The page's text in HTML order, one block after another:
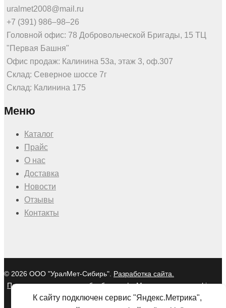
uralmet2008@mail.ru
+7 (391) 986‒98‒26
Головной офис: 78 Добровольческой Бригады, 15 ТЦ
"Первая Башня"
Офис продаж: Калинина 53а, этаж 3, оф.307
Склад: Северное шоссе 7г
Склад: Калинина 175
Меню
Каталог
Прайс
О нас
Доставка
Новости
Отзывы
Контакты
© 2026 ООО "УралМет-Сибирь". Разработка сайта.
Политика в отношении обработки
персональных данных
|
Мы используем cookies и
Яндекс Метрику
К сайту подключен сервис "Яндекс.Метрика",